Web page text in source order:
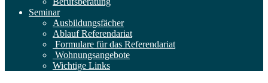
Seminar
Ausbildungsfächer
Ablauf Referendariat
Formulare für das Referendariat
Wohnungsangebote
Wichtige Links